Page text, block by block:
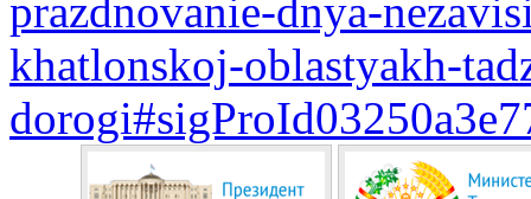
prazdnovanie-dnya-
khatlonskoj-oblastyakh-